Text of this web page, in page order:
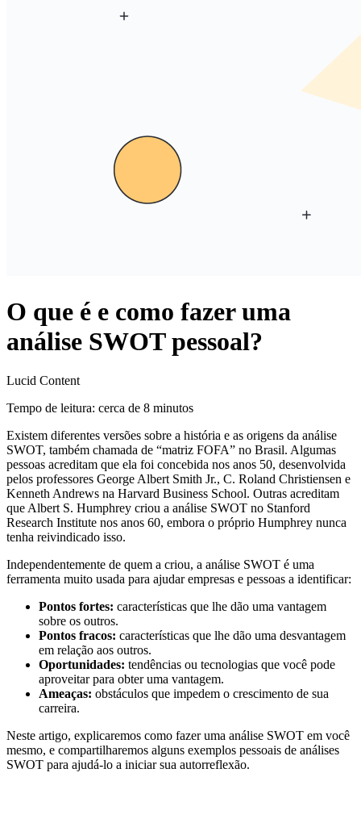
O que é e como fazer uma
análise SWOT pessoal?
Lucid Content
Tempo de leitura: cerca de 8 minutos
Existem diferentes versões sobre a história e as origens da análise
SWOT, também chamada de “matriz FOFA” no Brasil. Algumas
pessoas acreditam que ela foi concebida nos anos 50, desenvolvida
pelos professores George Albert Smith Jr., C. Roland Christiensen e
Kenneth Andrews na Harvard Business School. Outras acreditam
que Albert S. Humphrey criou a análise SWOT no Stanford
Research Institute nos anos 60, embora o próprio Humphrey nunca
tenha reivindicado isso.
Independentemente de quem a criou, a análise SWOT é uma
ferramenta muito usada para ajudar empresas e pessoas a identificar:
Pontos fortes: características que lhe dão uma vantagem
sobre os outros.
Pontos fracos: características que lhe dão uma desvantagem
em relação aos outros.
Oportunidades: tendências ou tecnologias que você pode
aproveitar para obter uma vantagem.
Ameaças: obstáculos que impedem o crescimento de sua
carreira.
Neste artigo, explicaremos como fazer uma análise SWOT em você
mesmo, e compartilharemos alguns exemplos pessoais de análises
SWOT para ajudá-lo a iniciar sua autorreflexão.